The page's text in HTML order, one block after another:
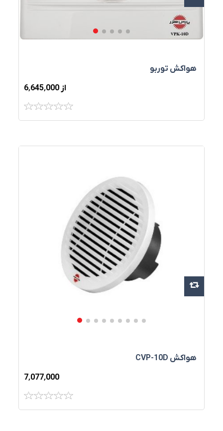
هواکش توربو
از 6٬645٬000
هواکش CVP-10D
7٬077٬000